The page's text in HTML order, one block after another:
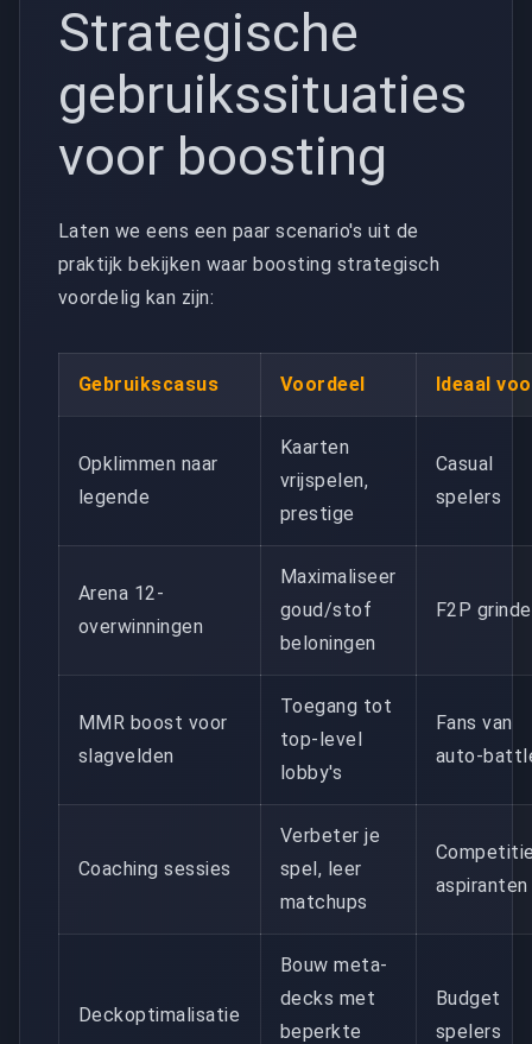
Strategische
gebruikssituaties
voor boosting
Laten we eens een paar scenario's uit de
praktijk bekijken waar boosting strategisch
voordelig kan zijn:
Gebruikscasus Voordeel Ideaal
Opklimmen naar
legende
Kaarten
vrijspelen,
prestige
Casual
spelers
Arena 12-
overwinningen
Maximaliseer
goud/stof
beloningen
F2P
MMR boost voor
slagvelden
Toegang tot
top-level
lobby's
Fans van
auto-
Coaching sessies
Verbeter je
spel, leer
matchups
aspiranten
Deckoptimalisatie
Bouw meta-
decks met
beperkte
Budget
spelers